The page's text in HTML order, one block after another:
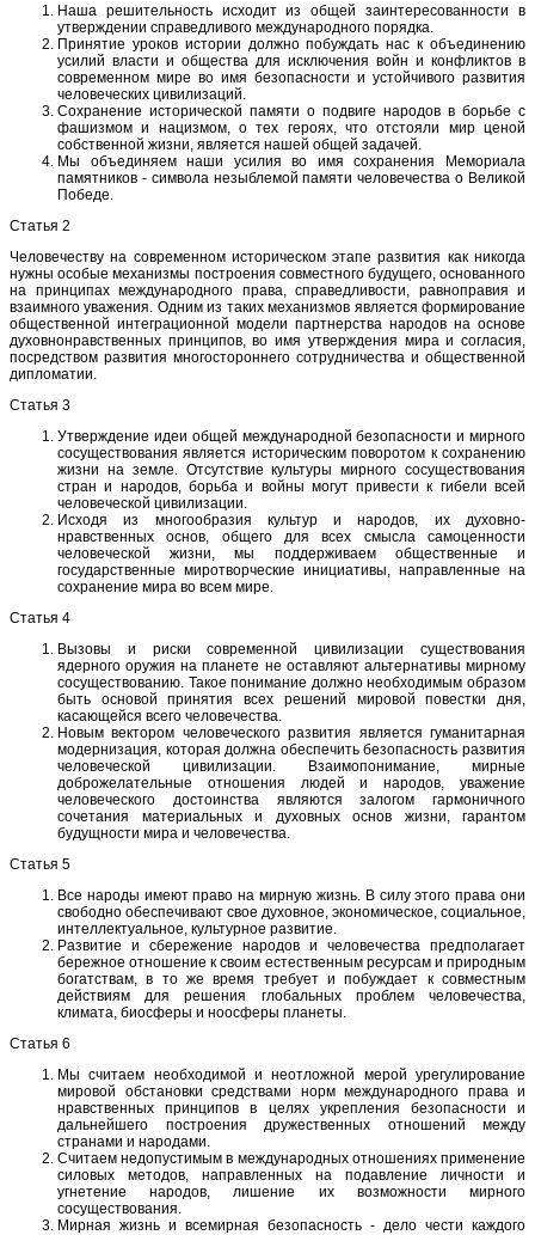
Наша решительность исходит из общей заинтересованности в
утверждении справедливого международного порядка.
Принятие уроков истории должно побуждать нас к объединению
усилий власти и общества для исключения войн и конфликтов в
современном мире во имя безопасности и устойчивого развития
человеческих цивилизаций.
Сохранение исторической памяти о подвиге народов в борьбе с
фашизмом и нацизмом, о тех героях, что отстояли мир ценой
собственной жизни, является нашей общей задачей.
Мы объединяем наши усилия во имя сохранения Мемориала
памятников - символа незыблемой памяти человечества о Великой
Победе.
Статья 2
Человечеству на современном историческом этапе развития как никогда
нужны особые механизмы построения совместного будущего, основанного
на принципах международного права, справедливости, равноправия и
взаимного уважения. Одним из таких механизмов является формирование
общественной интеграционной модели партнерства народов на основе
духовно­нравственных принципов, во имя утверждения мира и согласия,
посредством развития многостороннего сотрудничества и общественной
дипломатии.
Статья 3
Утверждение идеи общей международной безопасности и мирного
сосуществования является историческим поворотом к сохранению
жизни на земле. Отсутствие культуры мирного сосуществования
стран и народов, борьба и войны могут привести к гибели всей
человеческой цивилизации.
Исходя из многообразия культур и народов, их духовно­
нравственных основ, общего для всех смысла самоценности
человеческой жизни, мы поддерживаем общественные и
государственные миротворческие инициативы, направленные на
сохранение мира во всем мире.
Статья 4
Вызовы и риски современной цивилизации существования
ядерного оружия на планете не оставляют альтернативы мирному
сосуществованию. Такое понимание должно необходимым образом
быть основой принятия всех решений мировой повестки дня,
касающейся всего человечества.
Новым вектором человеческого развития является гуманитарная
модернизация, которая должна обеспечить безопасность развития
человеческой цивилизации. Взаимопонимание, мирные
доброжелательные отношения людей и народов, уважение
человеческого достоинства являются залогом гармоничного
сочетания материальных и духовных основ жизни, гарантом
будущности мира и человечества.
Статья 5
Все народы имеют право на мирную жизнь. В силу этого права они
свободно обеспечивают свое духовное, экономическое, социальное,
интеллектуальное, культурное развитие.
Развитие и сбережение народов и человечества предполагает
бережное отношение к своим естественным ресурсам и природным
богатствам, в то же время требует и побуждает к совместным
действиям для решения глобальных проблем человечества,
климата, биосферы и ноосферы планеты.
Статья 6
Мы считаем необходимой и неотложной мерой урегулирование
мировой обстановки средствами норм международного права и
нравственных принципов в целях укрепления безопасности и
дальнейшего построения дружественных отношений между
странами и народами.
Считаем недопустимым в международных отношениях применение
силовых методов, направленных на подавление личности и
угнетение народов, лишение их возможности мирного
сосуществования.
Мирная жизнь и всемирная безопасность - дело чести каждого